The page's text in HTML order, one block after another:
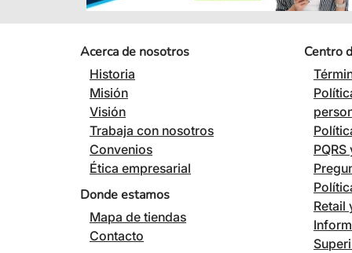
Acerca de nosotros
Historia
Misión
Visión
Trabaja con nosotros
Convenios
Ética empresarial
Donde estamos
Mapa de tiendas
Contacto
Centro
Retail